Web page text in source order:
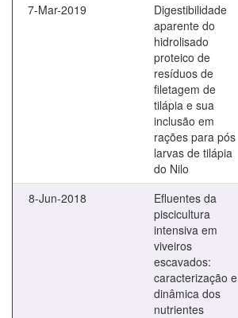
7-Mar-2019
Digestibilidade
aparente do
hidrolisado
proteico de
resíduos de
filetagem de
tilápia e sua
inclusão em
rações para pós
larvas de tilápia
do Nilo
8-Jun-2018
Efluentes da
piscicultura
intensiva em
viveiros
escavados:
caracterização e
dinâmica dos
nutrientes